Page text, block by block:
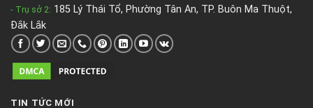
- Trụ sở 2: 185 Lý Thái Tổ, Phường Tân An, TP. Buôn Ma Thuột,
Đắk Lắk
TIN TỨC MỚI